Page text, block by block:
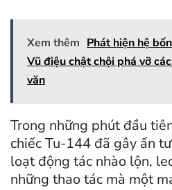
Xem thêm Phát hiện hệ
Vũ điệu chật chội phá vỡ
văn
Trong những phút đầu
chiếc Tu-144 đã gây ấn
loạt động tác nhào lộn,
những thao tác mà một